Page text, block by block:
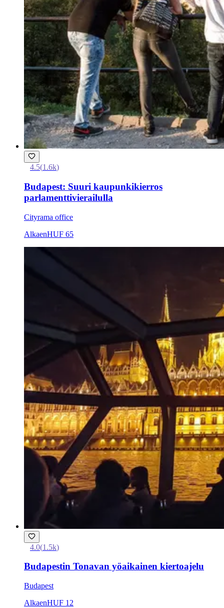
4.5(1.6k)
Budapest: Suuri kaupunkikierros
parlamenttivierailulla
Cityrama office
AlkaenHUF 65
4.0(1.5k)
Budapestin Tonavan yöaikainen kiertoajelu
Budapest
AlkaenHUF 12